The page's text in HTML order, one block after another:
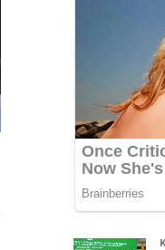
SMAN
01
Lumar